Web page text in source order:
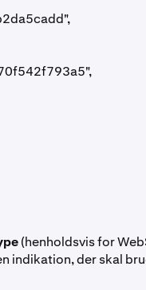
(henholdsvis for
indikation, der skal